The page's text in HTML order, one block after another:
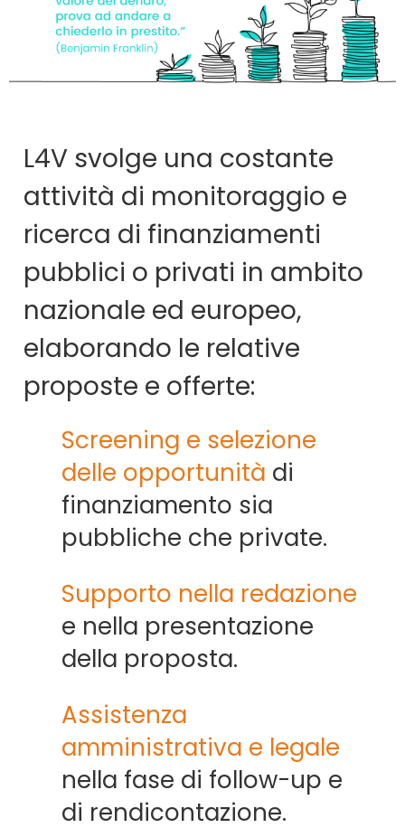
L4V svolge una costante
attività di monitoraggio e
ricerca di finanziamenti
pubblici o privati in ambito
nazionale ed europeo,
elaborando le relative
proposte e offerte:
Screening e selezione
delle opportunità di
finanziamento sia
pubbliche che private.
Supporto nella redazione
e nella presentazione
della proposta.
Assistenza
amministrativa e legale
nella fase di follow-up e
di rendicontazione.